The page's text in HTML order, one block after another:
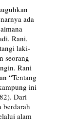
ada
Rani,
laki-
seorang
Rani
“Tentang
ini
Dari
berdarah
alam